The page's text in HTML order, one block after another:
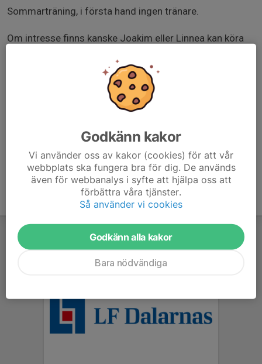
Sommarträning, i första hand ingen tränare.
Om intresse finns kanske Joakim eller Linnea kan köra
Svara gärna "Kommer" i SvenskaLag-Appen om ni ska
dit, då vet flera att spelare också förväntas komma så
Godkänn kakor
Vi använder oss av kakor (cookies) för att vår
webbplats ska fungera bra för dig. De används
även för webbanalys i syfte att hjälpa oss att
förbättra våra tjänster.
Så använder vi cookies
Godkänn alla kakor
Bara nödvändiga